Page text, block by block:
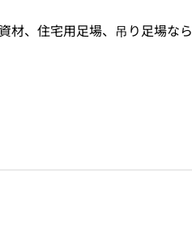
材、住宅用足場、吊り足場なら